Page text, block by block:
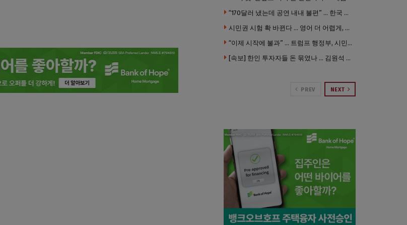
“170달러 냈는데 공연 내내 불편” … 한국 코미디언 LA공연, 음향 불량에 외모 비하 개그 논란
시민권 시험 확 바뀐다 … 영어 더 어렵게, 민간시험 도입 추진
“이제 시작에 불과” … 트럼프 행정부, 시민권 박탈 본격화
[속보] 한인 투자자들 돈 묶였나 … 김원석 회사들 챕터7 강제파산·자진파산 잇따라 신청
PREV NEXT